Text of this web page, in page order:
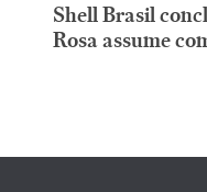
Shell Brasil
Rosa assume